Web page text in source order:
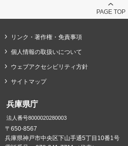
PAGE TOP
リンク・著作権・免責事項
個人情報の取扱いについて
ウェブアクセシビリティ方針
サイトマップ
兵庫県庁
法人番号8000020280003
〒650-8567
兵庫県神戸市中央区下山手通5丁目10番1号